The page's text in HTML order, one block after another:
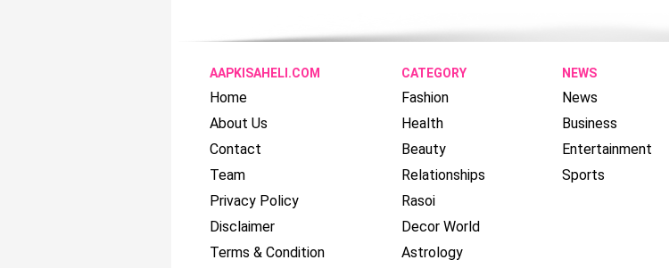
AAPKISAHELI.COM
Home
About Us
Contact
Team
Privacy Policy
Disclaimer
Terms & Condition
CATEGORY
Fashion
Health
Beauty
Relationships
Rasoi
Decor World
Astrology
NEWS
News
Business
Entertainment
Sports